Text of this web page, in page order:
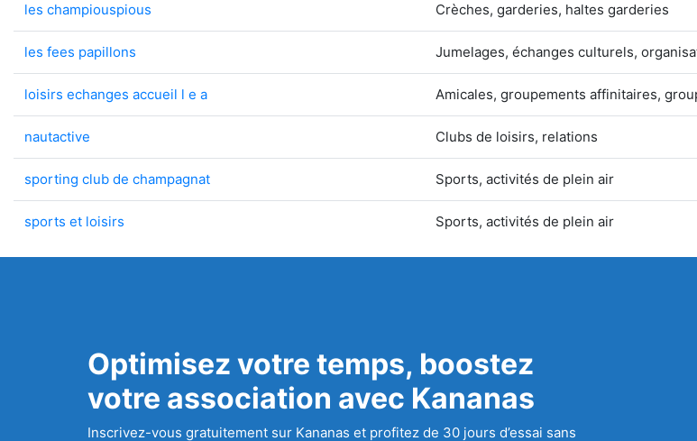
les champiouspious Crèches, garderies, haltes garderies
les fees papillons Jumelages, échanges culturels,
loisirs echanges accueil l e a Amicales, groupements affinitaires,
nautactive Clubs de loisirs, relations
sporting club de champagnat Sports, activités de plein air
sports et loisirs Sports, activités de plein air
Optimisez votre temps, boostez
votre association avec Kananas
Inscrivez-vous gratuitement sur Kananas et profitez de 30 jours d’essai sans